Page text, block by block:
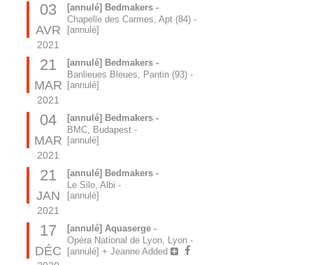
03
AVR
2021
[annulé] Bedmakers -
Chapelle des Carmes, Apt (84) -
[annulé]
21
MAR
2021
[annulé] Bedmakers -
Banlieues Bleues, Pantin (93) -
[annulé]
04
MAR
2021
[annulé] Bedmakers -
BMC, Budapest -
[annulé]
21
JAN
2021
[annulé] Bedmakers -
Le Silo, Albi -
[annulé]
17
DÉC
[annulé] Aquaserge -
Opéra National de Lyon, Lyon -
[annulé] + Jeanne Added